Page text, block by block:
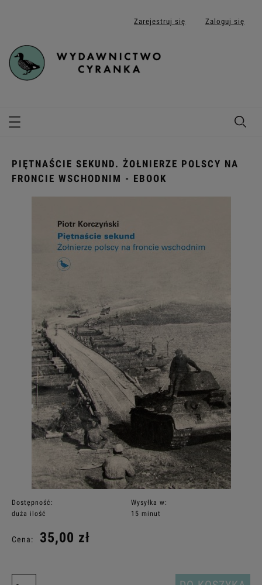
Zarejestruj się Zaloguj się
PIĘTNAŚCIE SEKUND. ŻOŁNIERZE POLSCY NA
FRONCIE WSCHODNIM - EBOOK
Dostępność:
duża ilość
Wysyłka w:
15 minut
Cena: 35,00 zł